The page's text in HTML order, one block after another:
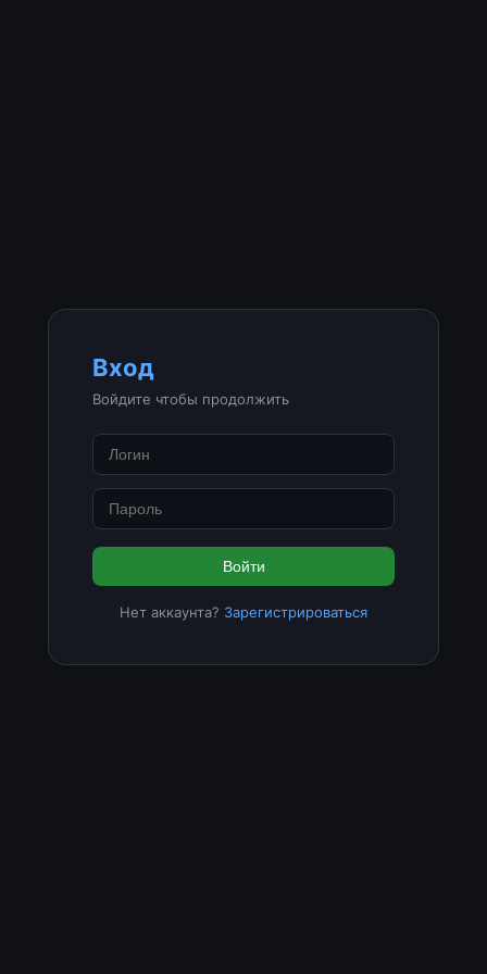
Вход
Войдите чтобы продолжить
Войти
Нет аккаунта? Зарегистрироваться